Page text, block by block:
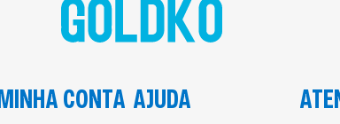
MINHA CONTA AJUDA